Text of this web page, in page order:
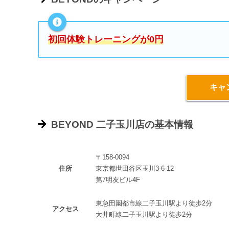
初回体験トレーニングが0円
キャ
BEYOND 二子玉川店の基本情報
住所
〒158-0094
東京都世田谷区玉川3-6-12
第7明友ビル4F
アクセス
東急田園都市線二子玉川駅より徒歩2分
大井町線二子玉川駅より徒歩2分